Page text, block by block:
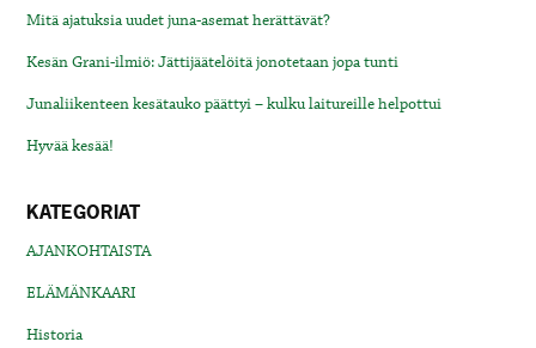
Mitä ajatuksia uudet juna-asemat herättävät?
Kesän Grani-ilmiö: Jättijäätelöitä jonotetaan jopa tunti
Junaliikenteen kesätauko päättyi – kulku laitureille helpottui
Hyvää kesää!
KATEGORIAT
AJANKOHTAISTA
ELÄMÄNKAARI
Historia